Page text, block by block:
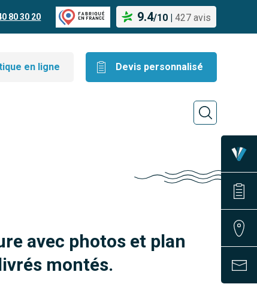
80 30 20 9.4/10 | 427 avis
en ligne Devis personnalisé
avec photos et plan
montés.